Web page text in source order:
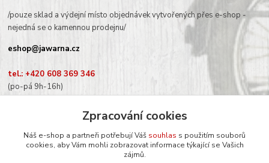
/pouze sklad a výdejní místo objednávek vytvořených přes e-shop -
nejedná se o kamennou prodejnu/
eshop@jawarna.cz
tel.: +420 608 369 346
(po-pá 9h-16h)
Sledujte nás na Facebooku
Zpracování cookies
Náš e-shop a partneři potřebují Váš souhlas s použitím souborů
cookies, aby Vám mohli zobrazovat informace týkající se Vašich
zájmů.